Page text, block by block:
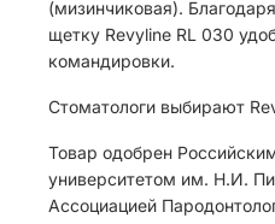
(мизинчиковая).
щетку Revyline RL 030
командировки.
Стоматологи выбирают
Товар одобрен
университетом им. Н.И.
Ассоциацией